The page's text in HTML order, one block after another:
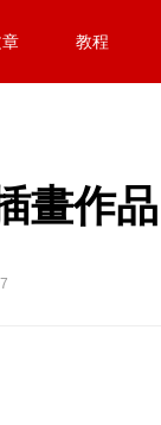
教程
畫作品